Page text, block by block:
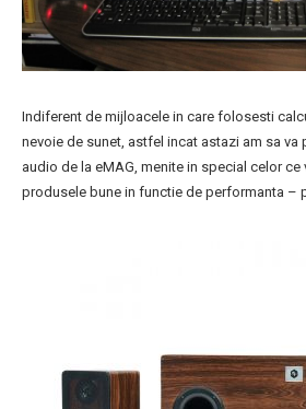
Indiferent de mijloacele in care folosesti
nevoie de sunet, astfel incat astazi am sa va
audio de la eMAG, menite in special celor
produsele bune in functie de performanta –